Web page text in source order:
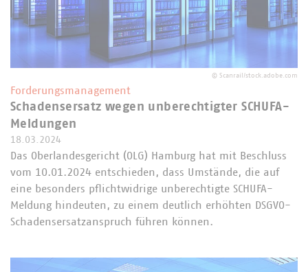
© Scanrail/stock.adobe.com
Forderungsmanagement
Schadensersatz wegen unberechtigter SCHUFA-
Meldungen
18.03.2024
Das Oberlandesgericht (OLG) Hamburg hat mit Beschluss
vom 10.01.2024 entschieden, dass Umstände, die auf
eine besonders pflichtwidrige unberechtigte SCHUFA-
Meldung hindeuten, zu einem deutlich erhöhten DSGVO-
Schadensersatzanspruch führen können.